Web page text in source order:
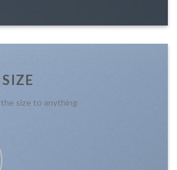
size to anything